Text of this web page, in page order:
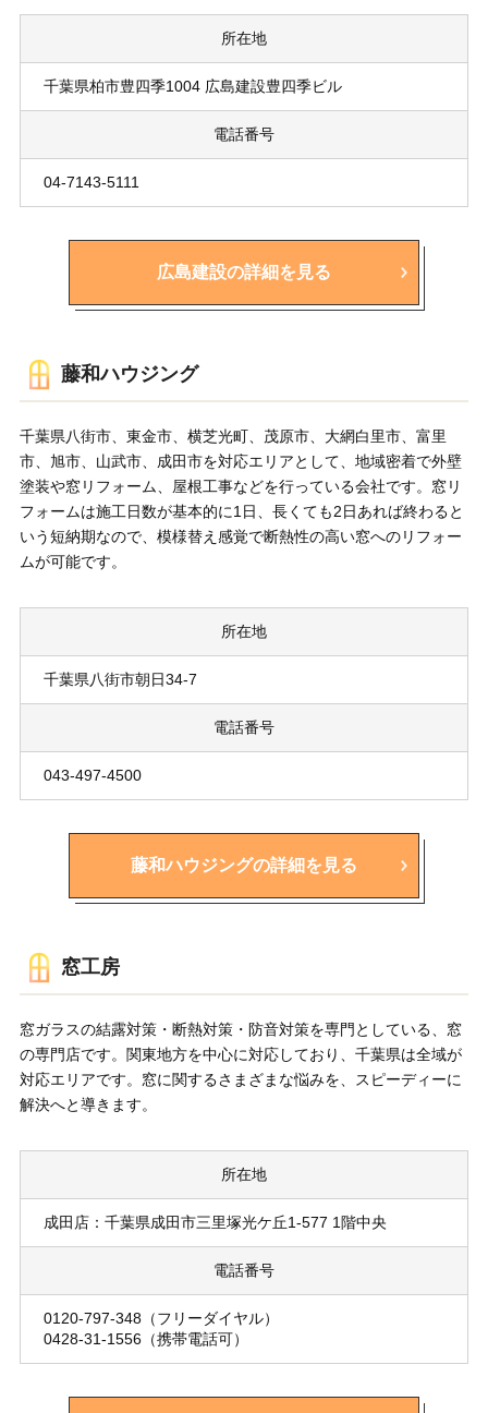
所在地
千葉県柏市豊四季1004 広島建設豊四季ビル
電話番号
04-7143-5111
広島建設の詳細を見る
藤和ハウジング
千葉県八街市、東金市、横芝光町、茂原市、大網白里市、富里
市、旭市、山武市、成田市を対応エリアとして、地域密着で外壁
塗装や窓リフォーム、屋根工事などを行っている会社です。窓リ
フォームは施工日数が基本的に1日、長くても2日あれば終わると
いう短納期なので、模様替え感覚で断熱性の高い窓へのリフォー
ムが可能です。
所在地
千葉県八街市朝日34-7
電話番号
043-497-4500
藤和ハウジングの詳細を見る
窓工房
窓ガラスの結露対策・断熱対策・防音対策を専門としている、窓
の専門店です。関東地方を中心に対応しており、千葉県は全域が
対応エリアです。窓に関するさまざまな悩みを、スピーディーに
解決へと導きます。
所在地
成田店：千葉県成田市三里塚光ケ丘1-577 1階中央
電話番号
0120-797-348（フリーダイヤル）
0428-31-1556（携帯電話可）